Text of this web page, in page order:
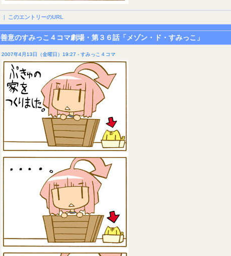
| このエントリーのURL
善意のすみっこ４コマ劇場・第３６話「メゾン・ド・すみっこ」
2007年4月13日（金曜日）19:27 - すみっこ４コマ